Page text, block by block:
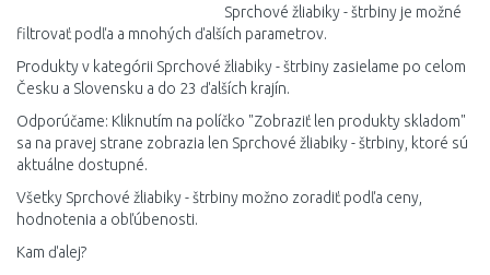
Sprchové žliabiky - štrbiny je možné
filtrovať podľa a mnohých ďalších parametrov.
Produkty v kategórii Sprchové žliabiky - štrbiny zasielame po celom
Česku a Slovensku a do 23 ďalších krajín.
Odporúčame: Kliknutím na políčko "Zobraziť len produkty skladom"
sa na pravej strane zobrazia len Sprchové žliabiky - štrbiny, ktoré sú
aktuálne dostupné.
Všetky Sprchové žliabiky - štrbiny možno zoradiť podľa ceny,
hodnotenia a obľúbenosti.
Kam ďalej?